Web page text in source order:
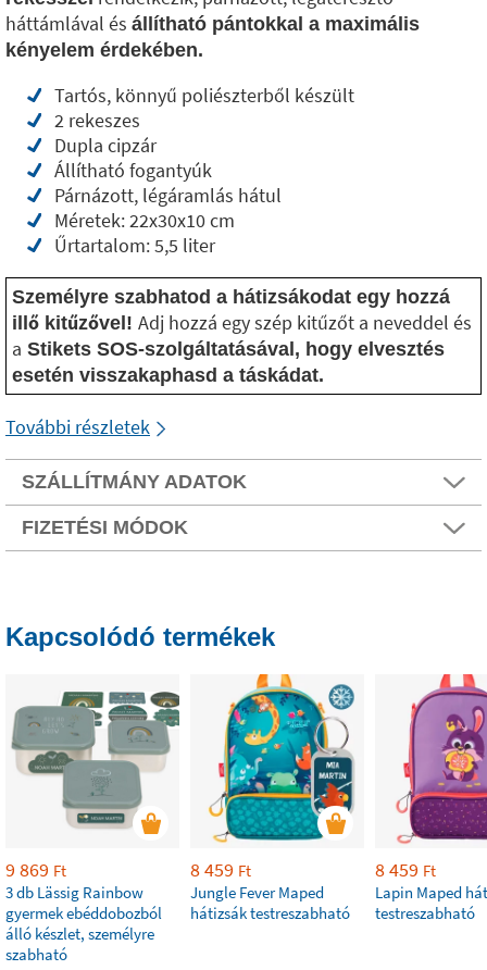
háttámlával és állítható pántokkal a maximális
kényelem érdekében.
Tartós, könnyű poliészterből készült
2 rekeszes
Dupla cipzár
Állítható fogantyúk
Párnázott, légáramlás hátul
Méretek: 22x30x10 cm
Űrtartalom: 5,5 liter
Személyre szabhatod a hátizsákodat egy hozzá
illő kitűzővel! Adj hozzá egy szép kitűzőt a neveddel és
a Stikets SOS-szolgáltatásával, hogy elvesztés
esetén visszakaphasd a táskádat.
További részletek
SZÁLLÍTMÁNY ADATOK
FIZETÉSI MÓDOK
Kapcsolódó termékek
9 869 Ft
3 db Lässig Rainbow
gyermek ebéddobozból
álló készlet, személyre
szabható
8 459 Ft
Jungle Fever Maped
hátizsák testreszabható
8 459 Ft
Lapin Maped
testreszabható